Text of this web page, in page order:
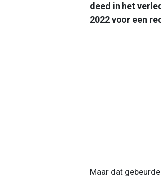
deed in het
2022 voor een
Maar dat